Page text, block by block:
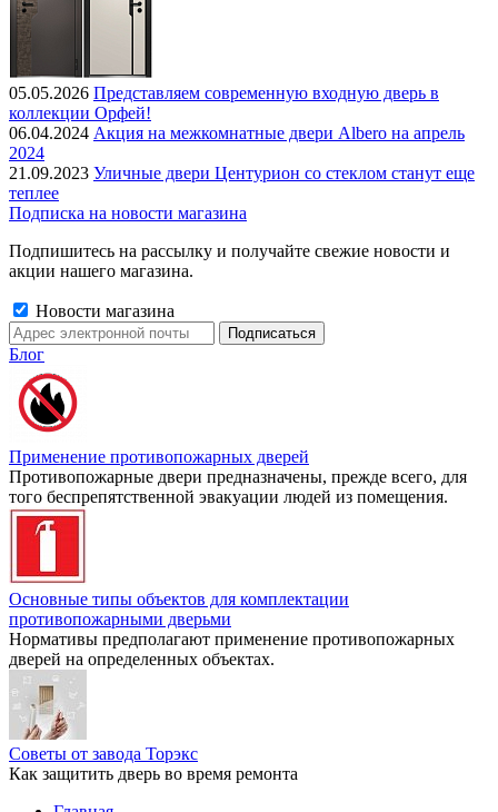
05.05.2026 Представляем современную входную дверь в
коллекции Орфей!
06.04.2024 Акция на межкомнатные двери Albero на апрель
2024
21.09.2023 Уличные двери Центурион со стеклом станут еще
теплее
Подписка на новости магазина
Подпишитесь на рассылку и получайте свежие новости и
акции нашего магазина.
Новости магазина
Блог
Применение противопожарных дверей
Противопожарные двери предназначены, прежде всего, для
того беспрепятственной эвакуации людей из помещения.
Основные типы объектов для комплектации
противопожарными дверьми
Нормативы предполагают применение противопожарных
дверей на определенных объектах.
Советы от завода Торэкс
Как защитить дверь во время ремонта